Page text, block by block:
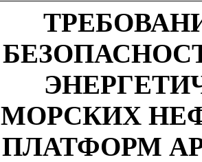
МОРСКИХ
ПЛАТФОРМ